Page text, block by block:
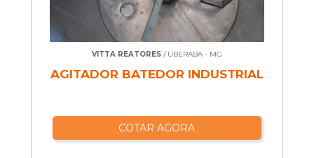
VITTA REATORES/ UBERABA - MG
AGITADOR BATEDOR INDUSTRIAL
COTAR AGORA